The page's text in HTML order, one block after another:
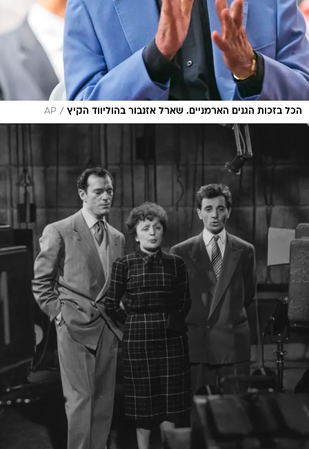
הכל בזכות הגנים הארמניים. שארל אזנבור בהוליווד הקיץ /
AP